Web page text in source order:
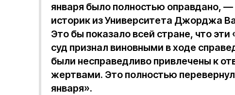
января было полностью оправдано, —
историк из Университета Джорджа
Это бы показало всей стране, что
суд признал виновными в ходе
были несправедливо привлечены к
жертвами. Это полностью
января».